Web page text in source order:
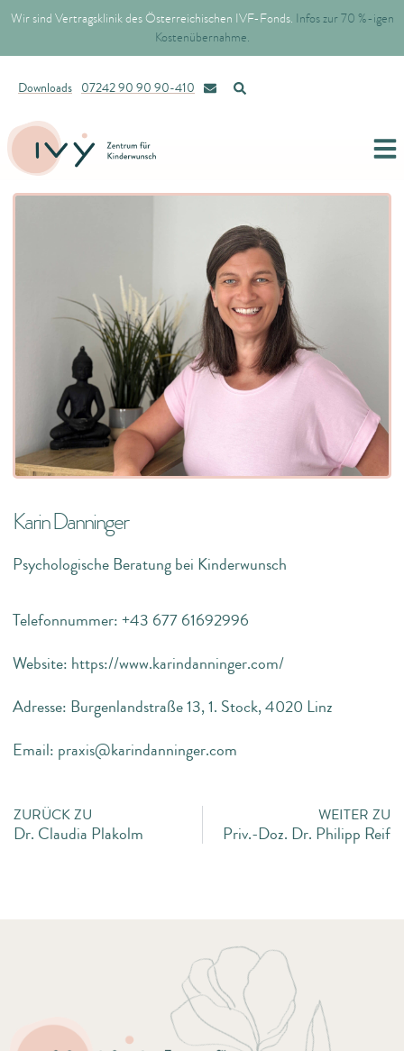
Wir sind Vertragsklinik des Österreichischen IVF-Fonds. Infos zur 70 %-igen
Kostenübernahme.
Downloads 07242 90 90 90-410
Karin Danninger
Psychologische Beratung bei Kinderwunsch
Telefonnummer: +43 677 61692996
Website: https://www.karindanninger.com/
Adresse: Burgenlandstraße 13, 1. Stock, 4020 Linz
Email: praxis@karindanninger.com
ZURÜCK ZU
Dr. Claudia Plakolm
WEITER ZU
Priv.-Doz. Dr. Philipp Reif